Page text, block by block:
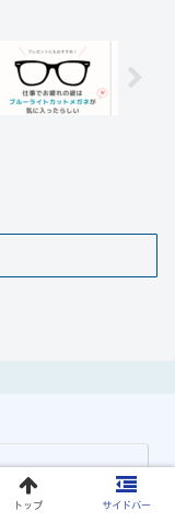
トップ サイドバー